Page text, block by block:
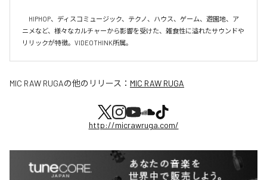
HIPHOP、ディスコミュージック、テクノ、ハウス、ゲーム、遊園地、ア
ニメなど、様々なカルチャーから影響を受けた、雑食性に溢れたサウンドや
リリックが特徴。VIDEOTHINK所属。
MIC RAW RUGAの他のリリース： MIC RAW RUGA
http://micrawruga.com/